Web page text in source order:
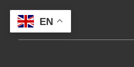
content
EN